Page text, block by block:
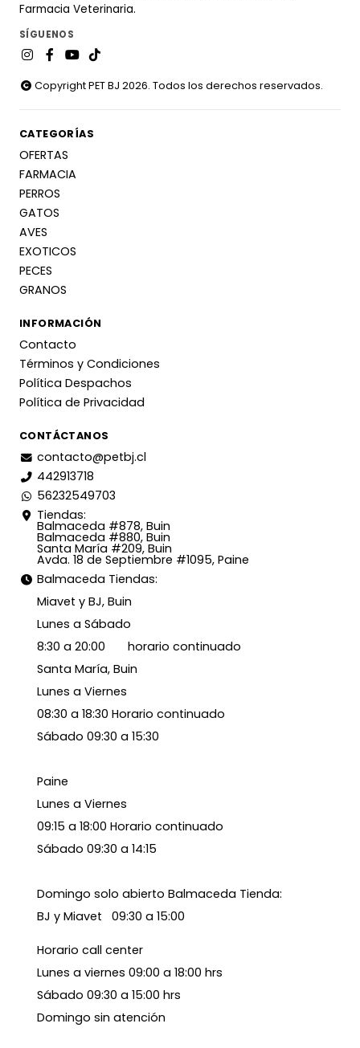
Farmacia Veterinaria.
SÍGUENOS
Copyright PET BJ 2026. Todos los derechos reservados.
CATEGORÍAS
OFERTAS
FARMACIA
PERROS
GATOS
AVES
EXOTICOS
PECES
GRANOS
INFORMACIÓN
Contacto
Términos y Condiciones
Política Despachos
Política de Privacidad
CONTÁCTANOS
contacto@petbj.cl
442913718
56232549703
Tiendas:
Balmaceda #878, Buin
Balmaceda #880, Buin
Santa María #209, Buin
Avda. 18 de Septiembre #1095, Paine
Balmaceda Tiendas:
Miavet y BJ, Buin
Lunes a Sábado
8:30 a 20:00 horario continuado
Santa María, Buin
Lunes a Viernes
08:30 a 18:30 Horario continuado
Sábado 09:30 a 15:30
Paine
Lunes a Viernes
09:15 a 18:00 Horario continuado
Sábado 09:30 a 14:15
Domingo solo abierto Balmaceda Tienda:
BJ y Miavet 09:30 a 15:00
Horario call center
Lunes a viernes 09:00 a 18:00 hrs
Sábado 09:30 a 15:00 hrs
Domingo sin atención